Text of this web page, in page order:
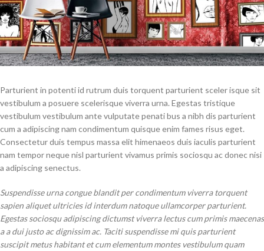
Parturient in potenti id rutrum duis torquent parturient sceler isque sit
vestibulum a posuere scelerisque viverra urna. Egestas tristique
vestibulum vestibulum ante vulputate penati bus a nibh dis parturient
cum a adipiscing nam condimentum quisque enim fames risus eget.
Consectetur duis tempus massa elit himenaeos duis iaculis parturient
nam tempor neque nisl parturient vivamus primis sociosqu ac donec nisi
a adipiscing senectus.
Suspendisse urna congue blandit per condimentum viverra torquent
sapien aliquet ultricies id interdum natoque ullamcorper parturient.
Egestas sociosqu adipiscing dictumst viverra lectus cum primis maecenas
a a dui justo ac dignissim ac. Taciti suspendisse mi quis parturient
suscipit metus habitant et cum elementum montes vestibulum quam